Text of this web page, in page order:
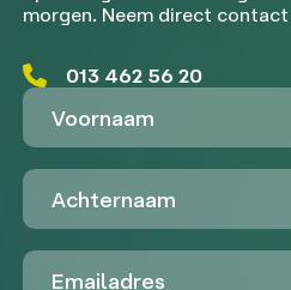
morgen. Neem direct contact
013 462 56 20
Voornaam
Achternaam
Emailadres